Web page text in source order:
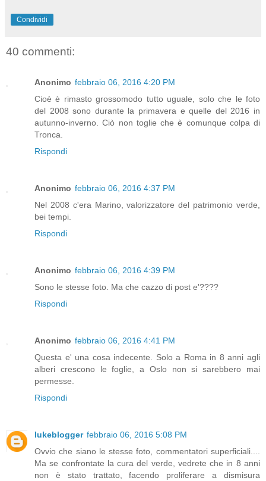
Condividi
40 commenti:
Anonimo febbraio 06, 2016 4:20 PM
Cioè è rimasto grossomodo tutto uguale, solo che le foto
del 2008 sono durante la primavera e quelle del 2016 in
autunno-inverno. Ciò non toglie che è comunque colpa di
Tronca.
Rispondi
Anonimo febbraio 06, 2016 4:37 PM
Nel 2008 c'era Marino, valorizzatore del patrimonio verde,
bei tempi.
Rispondi
Anonimo febbraio 06, 2016 4:39 PM
Sono le stesse foto. Ma che cazzo di post e'????
Rispondi
Anonimo febbraio 06, 2016 4:41 PM
Questa e' una cosa indecente. Solo a Roma in 8 anni agli
alberi crescono le foglie, a Oslo non si sarebbero mai
permesse.
Rispondi
lukeblogger febbraio 06, 2016 5:08 PM
Ovvio che siano le stesse foto, commentatori superficiali....
Ma se confrontate la cura del verde, vedrete che in 8 anni
non è stato trattato, facendo proliferare a dismisura